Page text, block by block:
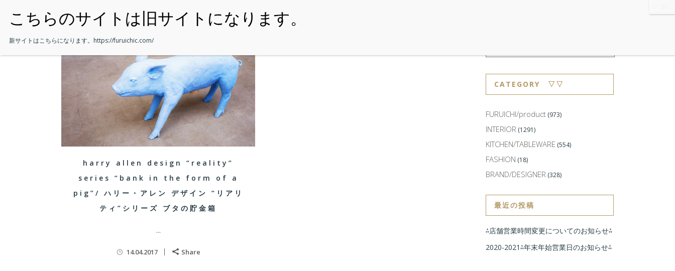
・HOME ・ITEM ・SHOPPING-GUIDE
harry allen design “reality”
series “bank in the form of a
pig”/ ハリー・アレン デザイン “リアリ
ティ”シリーズ ブタの貯金箱
...
14.04.2017 Share
CATEGORY ▽▽
FURUICHI/product (973)
INTERIOR (1291)
KITCHEN/TABLEWARE (554)
FASHION (18)
BRAND/DESIGNER (328)
最近の投稿
⁂店舗営業時間変更についてのお知らせ⁂
2020-2021⁂年末年始営業日のお知らせ⁂
新サイトはこちらになります。 https://furuichic.com/